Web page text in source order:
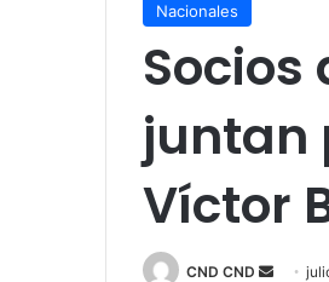
Nacionales
Socios
juntan
Víctor
CND CND
Send